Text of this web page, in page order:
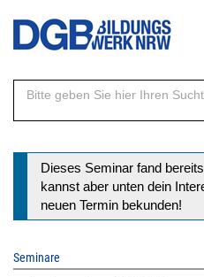
Direkt
Inhalt
Statusmeldung
Dieses Seminar fand
kannst aber unten dein
neuen Termin bekunden!
Seminare